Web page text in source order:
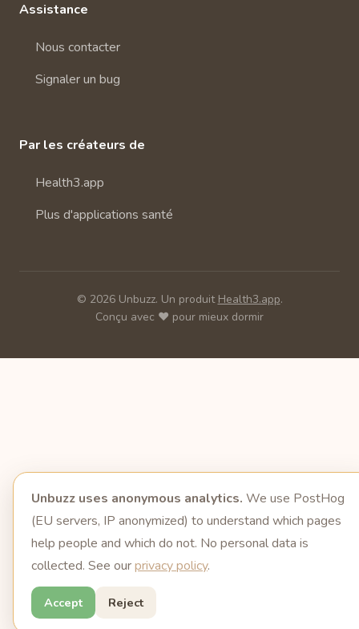
Assistance
Nous contacter
Signaler un bug
Par les créateurs de
Health3.app
Plus d'applications santé
© 2026 Unbuzz. Un produit Health3.app.
Conçu avec ❤️ pour mieux dormir
Unbuzz uses anonymous analytics. We use PostHog
(EU servers, IP anonymized) to understand which pages
help people and which do not. No personal data is
collected. See ourprivacy policy.
Accept Reject